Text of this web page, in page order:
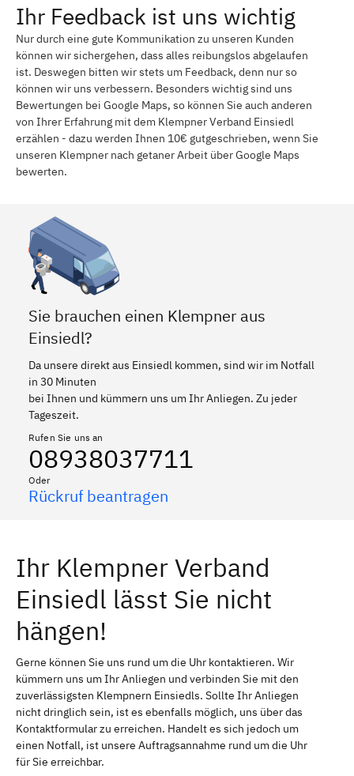
Ihr Feedback ist uns wichtig
Nur durch eine gute Kommunikation zu unseren Kunden
können wir sichergehen, dass alles reibungslos abgelaufen
ist. Deswegen bitten wir stets um Feedback, denn nur so
können wir uns verbessern. Besonders wichtig sind uns
Bewertungen bei Google Maps, so können Sie auch anderen
von Ihrer Erfahrung mit dem Klempner Verband Einsiedl
erzählen - dazu werden Ihnen 10€ gutgeschrieben, wenn Sie
unseren Klempner nach getaner Arbeit über Google Maps
bewerten.
Sie brauchen einen Klempner aus
Einsiedl?
Da unsere direkt aus Einsiedl kommen, sind wir im Notfall
in 30 Minuten
bei Ihnen und kümmern uns um Ihr Anliegen. Zu jeder
Tageszeit.
Rufen Sie uns an
08938037711
Oder
Rückruf beantragen
Ihr Klempner Verband
Einsiedl lässt Sie nicht
hängen!
Gerne können Sie uns rund um die Uhr kontaktieren. Wir
kümmern uns um Ihr Anliegen und verbinden Sie mit den
zuverlässigsten Klempnern Einsiedls. Sollte Ihr Anliegen
nicht dringlich sein, ist es ebenfalls möglich, uns über das
Kontaktformular zu erreichen. Handelt es sich jedoch um
einen Notfall, ist unsere Auftragsannahme rund um die Uhr
für Sie erreichbar.